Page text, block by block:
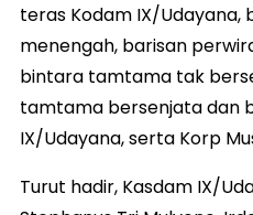
teras Kodam IX/Udayana,
menengah, barisan
bintara tamtama tak
tamtama bersenjata dan
IX/Udayana, serta Korp
Turut hadir, Kasdam IX/